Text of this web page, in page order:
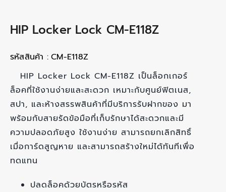
HIP Locker Lock CM-E118Z
รหัสสินค้า : CM-E118Z
HIP Locker Lock CM-E118Z เป็นล็อกเกอร์
ล็อคที่ใช้งานง่ายและสะดวก เหมาะกับศูนย์ฟิตเนส,
สปา, และห้างสรรพสินค้าที่มีบริการรับฝากของ มา
พร้อมกับสายรัดข้อมือที่เก็บรักษาได้สะดวกและมี
ความปลอดภัยสูง ใช้งานง่าย สามารถยกเลิกสิทธิ์
เมื่อการ์ดสูญหาย และสามารถสร้างใหม่ได้ทันทีเพื่อ
ทดแทน
ปลดล็อคด้วยบัตรหรือรหัส